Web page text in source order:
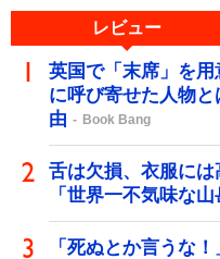
レビュー
英国で「末席」を用
に呼び寄せた人物
由
Book Bang
舌は欠損、衣服に
「世界一不気味な
「死ぬとか言うな